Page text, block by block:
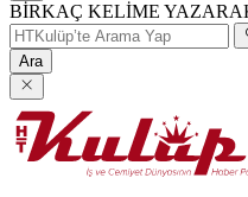
BİRKAÇ KELİME
Ara